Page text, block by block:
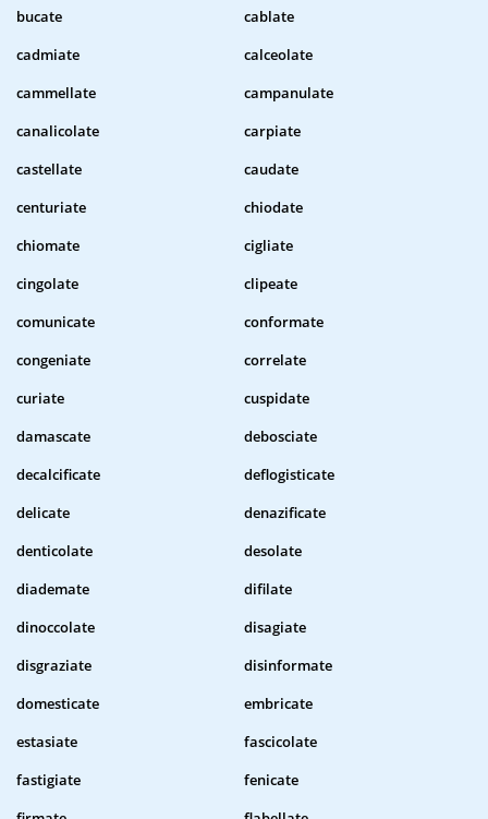
bucate
cablate
cadmiate
calceolate
cammellate
campanulate
canalicolate
carpiate
castellate
caudate
centuriate
chiodate
chiomate
cigliate
cingolate
clipeate
comunicate
conformate
congeniate
correlate
curiate
cuspidate
damascate
debosciate
decalcificate
deflogisticate
delicate
denazificate
denticolate
desolate
diademate
difilate
dinoccolate
disagiate
disgraziate
disinformate
domesticate
embricate
estasiate
fascicolate
fastigiate
fenicate